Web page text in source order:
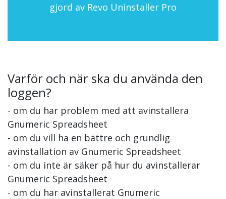
gjord av Revo Uninstaller Pro
Varför och när ska du använda den
loggen?
- om du har problem med att avinstallera
Gnumeric Spreadsheet
- om du vill ha en bättre och grundlig
avinstallation av Gnumeric Spreadsheet
- om du inte är säker på hur du avinstallerar
Gnumeric Spreadsheet
- om du har avinstallerat Gnumeric